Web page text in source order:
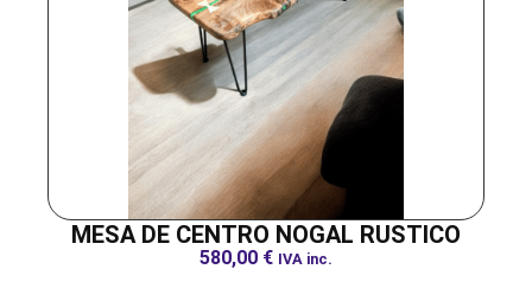
MESA DE CENTRO NOGAL RUSTICO
580,00 € IVA inc.